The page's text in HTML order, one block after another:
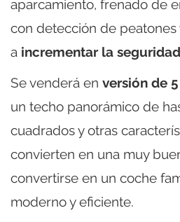
aparcamiento, frenado de
con detección de peatones
a incrementar la
Se venderá en versión de
un techo panorámico de
cuadrados y otras
convierten en una muy
convertirse en un coche
moderno y eficiente.